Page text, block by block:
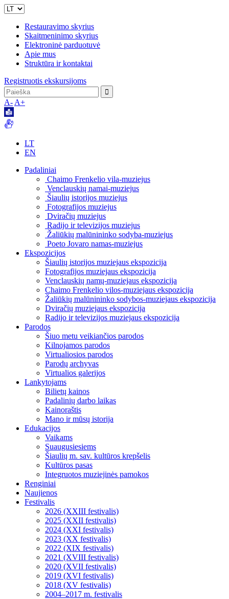
Restauravimo skyrius
Skaitmeninimo skyrius
Elektroninė parduotuvė
Apie mus
Struktūra ir kontaktai
Registruotis ekskursijoms
A- A+
LT
EN
Padaliniai
Chaimo Frenkelio vila-muziejus
Venclauskių namai-muziejus
Šiaulių istorijos muziejus
Fotografijos muziejus
Dviračių muziejus
Radijo ir televizijos muziejus
Žaliūkių malūnininko sodyba-muziejus
Poeto Jovaro namas-muziejus
Ekspozicijos
Šiaulių istorijos muziejaus ekspozicija
Fotografijos muziejaus ekspozicija
Venclauskių namų-muziejaus ekspozicija
Chaimo Frenkelio vilos-muziejaus ekspozicija
Žaliūkių malūnininko sodybos-muziejaus ekspozicija
Dviračių muziejaus ekspozicija
Radijo ir televizijos muziejaus ekspozicija
Parodos
Šiuo metu veikiančios parodos
Kilnojamos parodos
Virtualiosios parodos
Parodų archyvas
Virtualios galerijos
Lankytojams
Bilietų kainos
Padalinių darbo laikas
Kainoraštis
Mano ir mūsų istorija
Edukacijos
Vaikams
Suaugusiesiems
Šiaulių m. sav. kultūros krepšelis
Kultūros pasas
Integruotos muziejinės pamokos
Renginiai
Naujienos
Festivalis
2026 (XXIII festivalis)
2025 (XXII festivalis)
2024 (XXI festivalis)
2023 (XX festivalis)
2022 (XIX festivalis)
2021 (XVIII festivalis)
2020 (XVII festivalis)
2019 (XVI festivalis)
2018 (XV festivalis)
2004–2017 m. festivalis